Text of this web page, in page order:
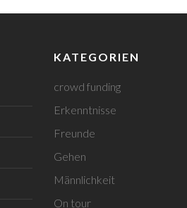
KATEGORIEN
crowd funding
Erkenntnisse
Freunde
Gehen
Männlichkeit
On tour